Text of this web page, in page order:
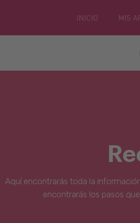
INICIO MIS
Aquí encontrarás toda la
encontrarás los pasos